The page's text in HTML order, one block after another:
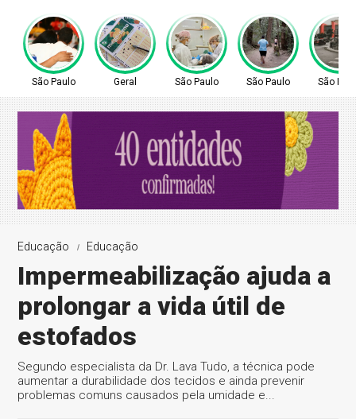
São Paulo Geral São Paulo São Paulo São
Educação Educação
Impermeabilização ajuda a
prolongar a vida útil de
estofados
Segundo especialista da Dr. Lava Tudo, a técnica pode
aumentar a durabilidade dos tecidos e ainda prevenir
problemas comuns causados pela umidade e...